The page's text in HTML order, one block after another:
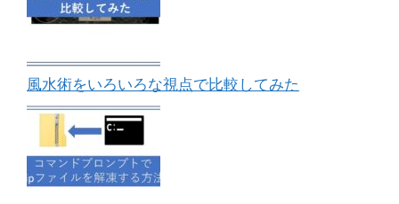
風水術をいろいろな視点で比較してみた